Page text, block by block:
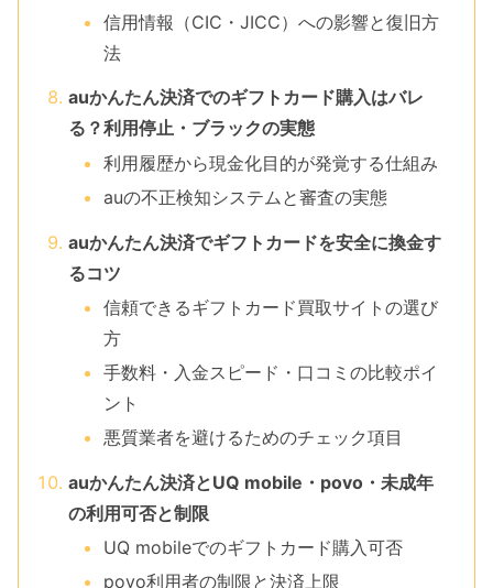
信用情報（CIC・JICC）への影響と復旧方
法
auかんたん決済でのギフトカード購入はバレ
る？利用停止・ブラックの実態
利用履歴から現金化目的が発覚する仕組み
auの不正検知システムと審査の実態
auかんたん決済でギフトカードを安全に換金す
るコツ
信頼できるギフトカード買取サイトの選び
方
手数料・入金スピード・口コミの比較ポイ
ント
悪質業者を避けるためのチェック項目
auかんたん決済とUQ mobile・povo・未成年
の利用可否と制限
UQ mobileでのギフトカード購入可否
povo利用者の制限と決済上限